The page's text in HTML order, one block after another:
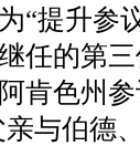
“提升参
任的第
肯色州
亲与伯德